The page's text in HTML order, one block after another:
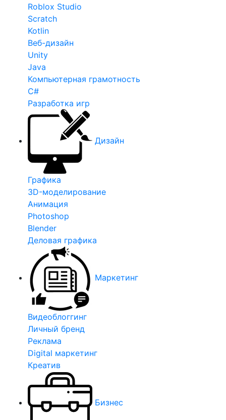
Roblox Studio
Scratch
Kotlin
Веб-дизайн
Unity
Java
Компьютерная грамотность
C#
Разработка игр
Дизайн
Графика
3D-моделирование
Анимация
Photoshop
Blender
Деловая графика
Маркетинг
Видеоблоггинг
Личный бренд
Реклама
Digital маркетинг
Креатив
Бизнес